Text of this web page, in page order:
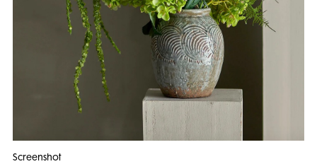
Screenshot